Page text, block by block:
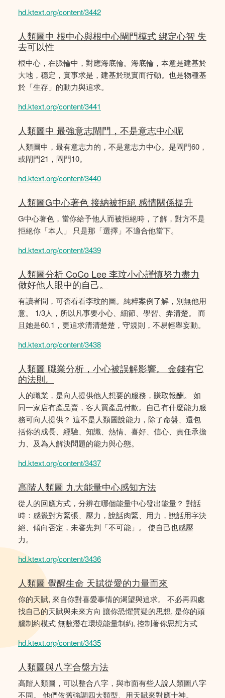
hd.ktext.org/content/3442
人類圖中 根中心與根中心閘門模式 綁定心智 失
去可以性
根中心，在脈輪中，對應海底輪。海底輪，本意是建基於
大地，穩定，實事求是，建基於現實而行動。也是物種基
於「生存」的動力與追求。
hd.ktext.org/content/3441
人類圖中 最強意志閘門，不是意志中心呢
人類圖中，最有意志力的，不是意志力中心。是閘門60，
或閘門21，閘門10。
hd.ktext.org/content/3440
人類圖G中心著色 接納被拒絕 感情關係提升
G中心著色，當你給予他人而被拒絕時，了解，對方不是
拒絕你「本人」 只是那「選擇」不適合他當下。
hd.ktext.org/content/3439
人類圖分析 CoCo Lee 李玟小心謹慎努力盡力
做好他人眼中的自己。
有讀者問，可否看看李玟的圖。純粹案例了解，別無他用
意。 1/3人，所以凡事要小心、細節、學習、弄清楚。 而
且她是60.1，更追求清清楚楚，守規則，不易輕舉妄動。
hd.ktext.org/content/3438
人類圖 職業分析，小心被誤解影響。 金錢有它
的法則。
人的職業，是向人提供他人想要的服務，賺取報酬。 如
同一家店有產品賣，客人買產品付款。自己有什麼能力服
務可向人提供？ 這不是人類圖說能力，除了命盤、還包
括你的成長、經驗、知識、熱情、喜好、信心、責任承擔
力、及為人解決問題的能力與心態。
hd.ktext.org/content/3437
高階人類圖 九大能量中心感知方法
從人的回應方式，分辨在哪個能量中心發出能量？ 對話
時：感覺對方緊張、壓力，說話肉緊、用力，說話用字決
絕、傾向否定，未審先判「不可能」。 使自己也感壓
力。
hd.ktext.org/content/3436
人類圖 覺醒生命 天賦從愛的力量而來
你的天賦, 來自你對喜愛事情的渴望與追求。 不必再四處
找自己的天賦與未來方向 讓你恐懼質疑的思想, 是你的頭
腦制約模式 無數潛在環境能量制約, 控制著你思想方式
hd.ktext.org/content/3435
人類圖與八字合盤方法
高階人類圖，可以整合八字，與市面有些人說人類圖八字
不同。 他們依舊強調四大類型、用天賦來對應十神。